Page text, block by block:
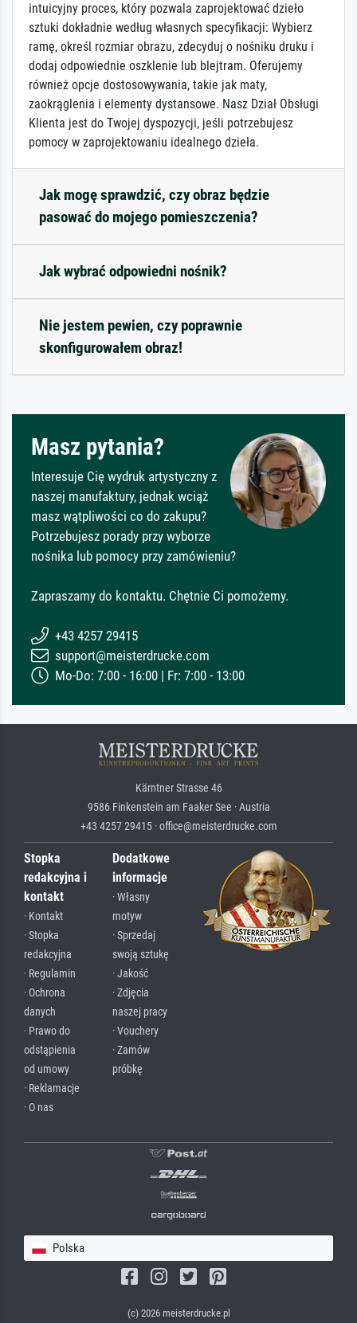
intuicyjny proces, który pozwala zaprojektować dzieło
sztuki dokładnie według własnych specyfikacji: Wybierz
ramę, określ rozmiar obrazu, zdecyduj o nośniku druku i
dodaj odpowiednie oszklenie lub blejtram. Oferujemy
również opcje dostosowywania, takie jak maty,
zaokrąglenia i elementy dystansowe. Nasz Dział Obsługi
Klienta jest do Twojej dyspozycji, jeśli potrzebujesz
pomocy w zaprojektowaniu idealnego dzieła.
Jak mogę sprawdzić, czy obraz będzie
pasować do mojego pomieszczenia?
Jak wybrać odpowiedni nośnik?
Nie jestem pewien, czy poprawnie
skonfigurowałem obraz!
Masz pytania?
Interesuje Cię wydruk artystyczny z
naszej manufaktury, jednak wciąż
masz wątpliwości co do zakupu?
Potrzebujesz porady przy wyborze
nośnika lub pomocy przy zamówieniu?
Zapraszamy do kontaktu. Chętnie Ci pomożemy.
+43 4257 29415
support@meisterdrucke.com
Mo-Do: 7:00 - 16:00 | Fr: 7:00 - 13:00
Kärntner Strasse 46
9586 Finkenstein am Faaker See · Austria
+43 4257 29415 · office@meisterdrucke.com
Stopka
redakcyjna i
kontakt
· Kontakt
· Stopka
redakcyjna
· Regulamin
· Ochrona
danych
· Prawo do
odstąpienia
od umowy
· Reklamacje
· O nas
Dodatkowe
informacje
· Własny
motyw
· Sprzedaj
swoją sztukę
· Jakość
· Zdjęcia
naszej pracy
· Vouchery
· Zamów
próbkę
Polska
(c) 2026 meisterdrucke.pl